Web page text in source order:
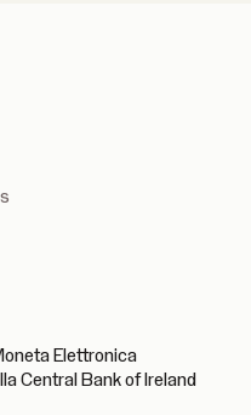
Elettronica
Central Bank of Ireland